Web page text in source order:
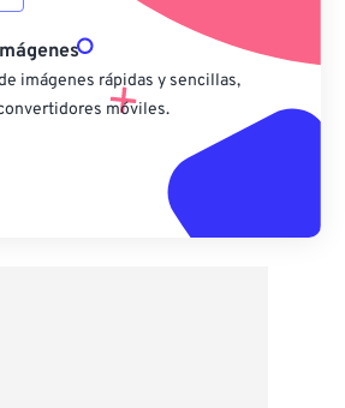
imágenes rápidas y sencillas,
móviles.